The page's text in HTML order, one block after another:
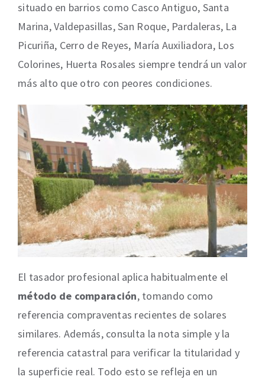
situado en barrios como Casco Antiguo, Santa
Marina, Valdepasillas, San Roque, Pardaleras, La
Picuriña, Cerro de Reyes, María Auxiliadora, Los
Colorines, Huerta Rosales siempre tendrá un valor
más alto que otro con peores condiciones.
El tasador profesional aplica habitualmente el
método de comparación, tomando como
referencia compraventas recientes de solares
similares. Además, consulta la nota simple y la
referencia catastral para verificar la titularidad y
la superficie real. Todo esto se refleja en un